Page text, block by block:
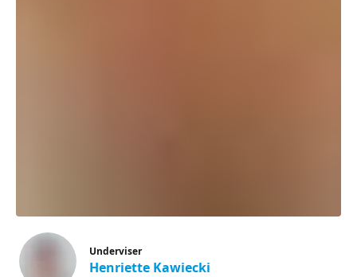
Underviser
Henriette Kawiecki